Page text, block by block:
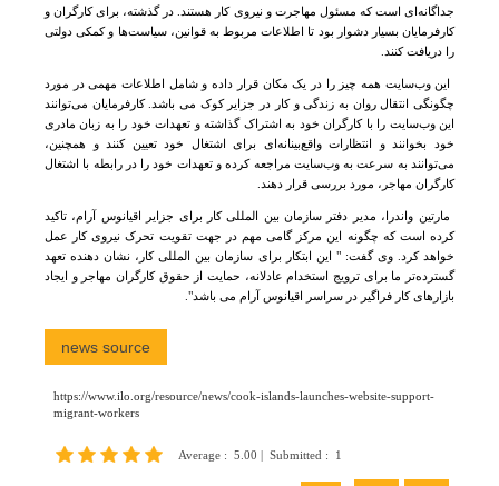
جداگانه‌ای است که مسئول مهاجرت و نیروی کار هستند. در گذشته، برای کارگران و
کارفرمایان بسیار دشوار بود تا اطلاعات مربوط به قوانین، سیاست‌ها و کمکی دولتی
را دریافت کنند
این وب‌سایت همه چیز را در یک مکان قرار داده و شامل اطلاعات مهمی در مورد
چگونگی انتقال روان به زندگی و کار در جزایر کوک می باشد. کارفرمایان می‌توانند
این وب‌سایت را با کارگران خود به اشتراک گذاشته و تعهدات خود را به زبان مادری
خود بخوانند و انتظارات واقع‌بینانه‌ای برای اشتغال خود تعیین کنند و همچنین،
می‌توانند به سرعت به وب‌سایت مراجعه کرده و تعهدات خود را در رابطه با اشتغال
کارگران مهاجر، مورد بررسی قرار دهند.
مارتین واندرا، مدیر دفتر سازمان بین المللی کار
برای جزایر اقیانوس آرام، تاکید
کرده است که چگونه این مرکز گامی مهم در جهت تقویت تحرک نیروی کار عمل
خواهد کرد. وی گفت: " این ابتکار برای سازمان بین المللی کار ، نشان دهنده تعهد
گسترده‌تر ما برای ترویج استخدام عادلانه، حمایت از حقوق کارگران مهاجر و ایجاد
بازارهای کار فراگیر در سراسر اقیانوس آرام می باشد".
news source
https://www.ilo.org/resource/news/cook-islands-launches-website-support-
migrant-workers
Average : 5.00 Submitted : 1